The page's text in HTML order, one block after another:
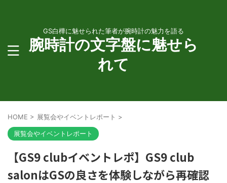
GS白樺に魅せられた筆者が腕時計の魅力を語る
腕時計の文字盤に魅せら
れて
HOME > 展覧会やイベントレポート >
展覧会やイベントレポート
【GS9 clubイベントレポ】GS9 club
salonはGSの良さを体験しながら再確認